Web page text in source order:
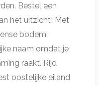
Bestel een
het uitzicht! Met
bodem:
naam omdat je
raakt. Rijd
oostelijke eiland